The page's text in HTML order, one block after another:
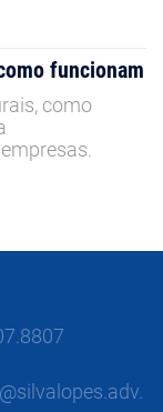
funcionam
como